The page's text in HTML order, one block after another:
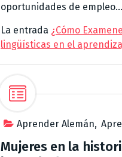
oportunidades de
La entrada ¿Cómo
lingüísticas en el
Aprender Alemán,
Mujeres en la